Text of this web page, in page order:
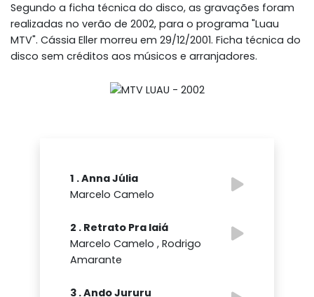
Segundo a ficha técnica do disco, as gravações foram
realizadas no verão de 2002, para o programa "Luau
MTV". Cássia Eller morreu em 29/12/2001. Ficha técnica do
disco sem créditos aos músicos e arranjadores.
1 . Anna Júlia
Marcelo Camelo
2 . Retrato Pra Iaiá
Marcelo Camelo , Rodrigo
Amarante
3 . Ando Jururu